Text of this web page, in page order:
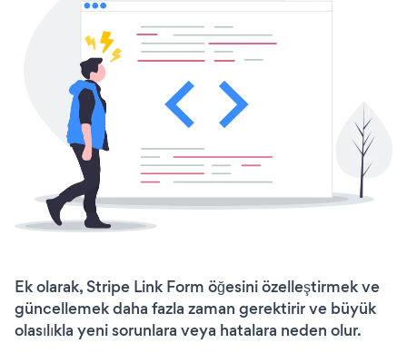
Ek olarak, Stripe Link Form öğesini özelleştirmek ve
güncellemek daha fazla zaman gerektirir ve büyük
olasılıkla yeni sorunlara veya hatalara neden olur.